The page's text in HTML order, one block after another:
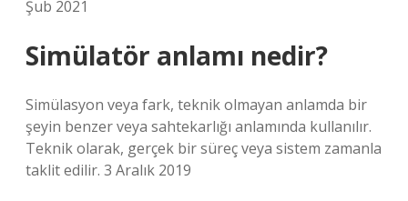
Şub 2021
Simülatör anlamı nedir?
Simülasyon veya fark, teknik olmayan anlamda bir
şeyin benzer veya sahtekarlığı anlamında kullanılır.
Teknik olarak, gerçek bir süreç veya sistem zamanla
taklit edilir. 3 Aralık 2019